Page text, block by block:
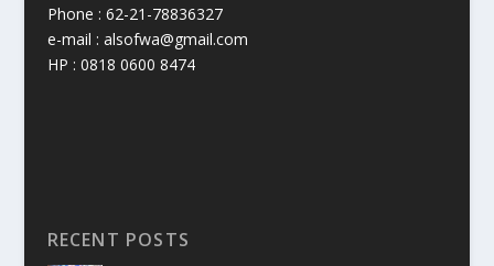
Phone : 62-21-78836327
e-mail : alsofwa@gmail.com
HP : 0818 0600 8474
RECENT POSTS